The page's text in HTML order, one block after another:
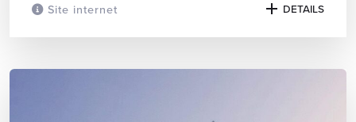
Site internet DETAILS